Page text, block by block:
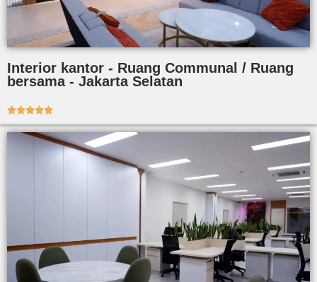
Interior kantor - Ruang Communal / Ruang
bersama - Jakarta Selatan
